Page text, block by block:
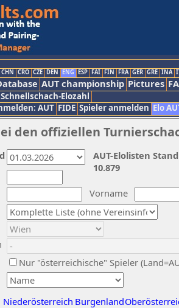
CHN CRO CZE DEN ENG ESP FAI FIN FRA GER GRE INA
AUT championship Pictures
Schnellschach-Elozahl
AUT FIDE Spieler anmelden Elo
den offiziellen
Vorname
Nur "österreichische" Spieler
Niederösterreich Burgenland
AUT-Elolisten
10.879